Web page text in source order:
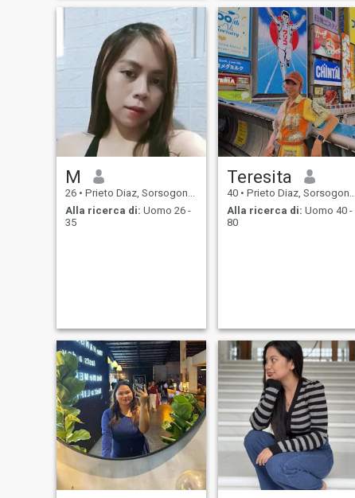
who lives her life harmon
M
26 • Prieto Diaz, Sorsogon, Filippine
Alla ricerca di: Uomo 26 -
35
Teresita
40 • Prieto Diaz, Sorsogon, Filippine
Alla ricerca di: Uomo 40 -
80